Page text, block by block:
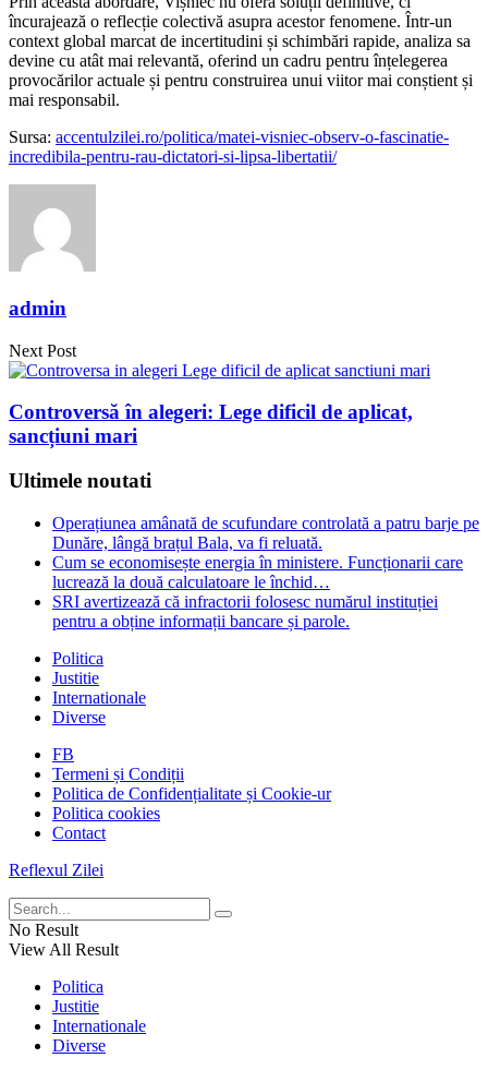
încurajează o reflecție colectivă asupra acestor fenomene. Într-un
context global marcat de incertitudini și schimbări rapide, analiza sa
devine cu atât mai relevantă, oferind un cadru pentru înțelegerea
provocărilor actuale și pentru construirea unui viitor mai conștient și
mai responsabil.
Sursa: accentulzilei.ro/politica/matei-visniec-observ-o-fascinatie-
incredibila-pentru-rau-dictatori-si-lipsa-libertatii/
admin
Next Post
Controversă în alegeri: Lege dificil de aplicat,
sancțiuni mari
Ultimele noutati
Operațiunea amânată de scufundare controlată a patru barje pe
Dunăre, lângă brațul Bala, va fi reluată.
Cum se economisește energia în ministere. Funcționarii care
lucrează la două calculatoare le închid…
SRI avertizează că infractorii folosesc numărul instituției
pentru a obține informații bancare și parole.
Politica
Justitie
Internationale
Diverse
FB
Termeni și Condiții
Politica de Confidențialitate și Cookie-ur
Politica cookies
Contact
Reflexul Zilei
No Result
View All Result
Politica
Justitie
Internationale
Diverse